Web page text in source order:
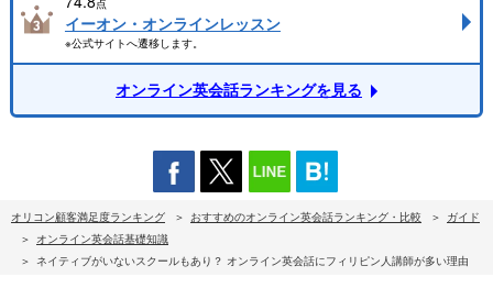
点
イーオン・オンラインレッスン
※公式サイトへ遷移します。
オンライン英会話ランキングを見る
オリコン顧客満足度ランキング おすすめのオンライン英会話ランキング・比較
ガイド
オンライン英会話基礎知識
ネイティブがいないスクールもあり？ オンライン英会話にフィリピン人講師が多い理由